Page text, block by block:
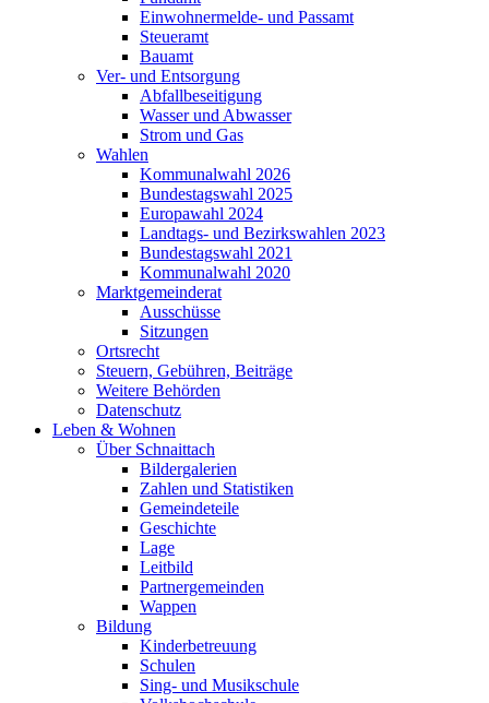
Einwohnermelde- und Passamt
Steueramt
Bauamt
Ver- und Entsorgung
Abfallbeseitigung
Wasser und Abwasser
Strom und Gas
Wahlen
Kommunalwahl 2026
Bundestagswahl 2025
Europawahl 2024
Landtags- und Bezirkswahlen 2023
Bundestagswahl 2021
Kommunalwahl 2020
Marktgemeinderat
Ausschüsse
Sitzungen
Ortsrecht
Steuern, Gebühren, Beiträge
Weitere Behörden
Datenschutz
Leben & Wohnen
Über Schnaittach
Bildergalerien
Zahlen und Statistiken
Gemeindeteile
Geschichte
Lage
Leitbild
Partnergemeinden
Wappen
Bildung
Kinderbetreuung
Schulen
Sing- und Musikschule